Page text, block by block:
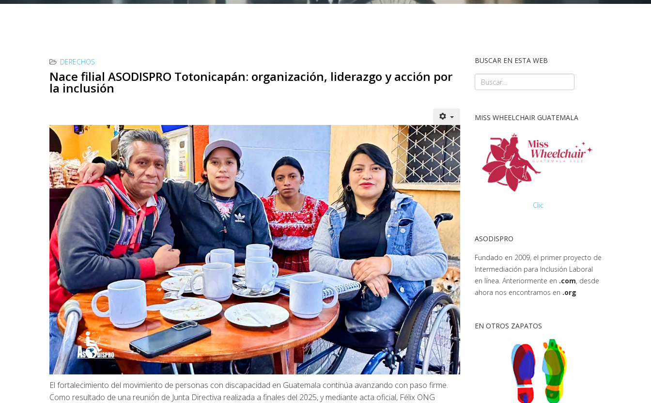
DERECHOS
Nace filial ASODISPRO Totonicapán: organización, liderazgo y acción por
la inclusión
El fortalecimiento del movimiento de personas con discapacidad en Guatemala continúa avanzando con paso firme.
Como resultado de una reunión de Junta Directiva realizada a finales del 2025, y mediante acta oficial, Félix ONG
BUSCAR EN ESTA WEB
MISS WHEELCHAIR GUATEMALA
Clic
ASODISPRO
Fundado en 2009, el primer proyecto de
Intermediación para Inclusión Laboral
en línea. Anteriormente en .com, desde
ahora nos encontramos en .org
EN OTROS ZAPATOS